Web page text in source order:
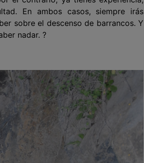
En ambos casos, siempre irás
sobre el descenso de barrancos. Y
nadar. ?